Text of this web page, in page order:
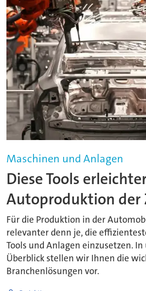
Maschinen und Anlagen
Diese Tools
Autoproduktion der
Für die Produktion in der
relevanter denn je, die
Tools und Anlagen einzusetzen.
Überblick stellen wir Ihnen die
Branchenlösungen vor.